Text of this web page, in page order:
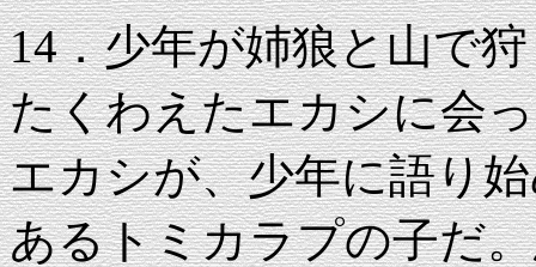
14．少年が姉狼と山で
たくわえたエカシに会
エカシが、少年に語り
あるトミカラプの子だ